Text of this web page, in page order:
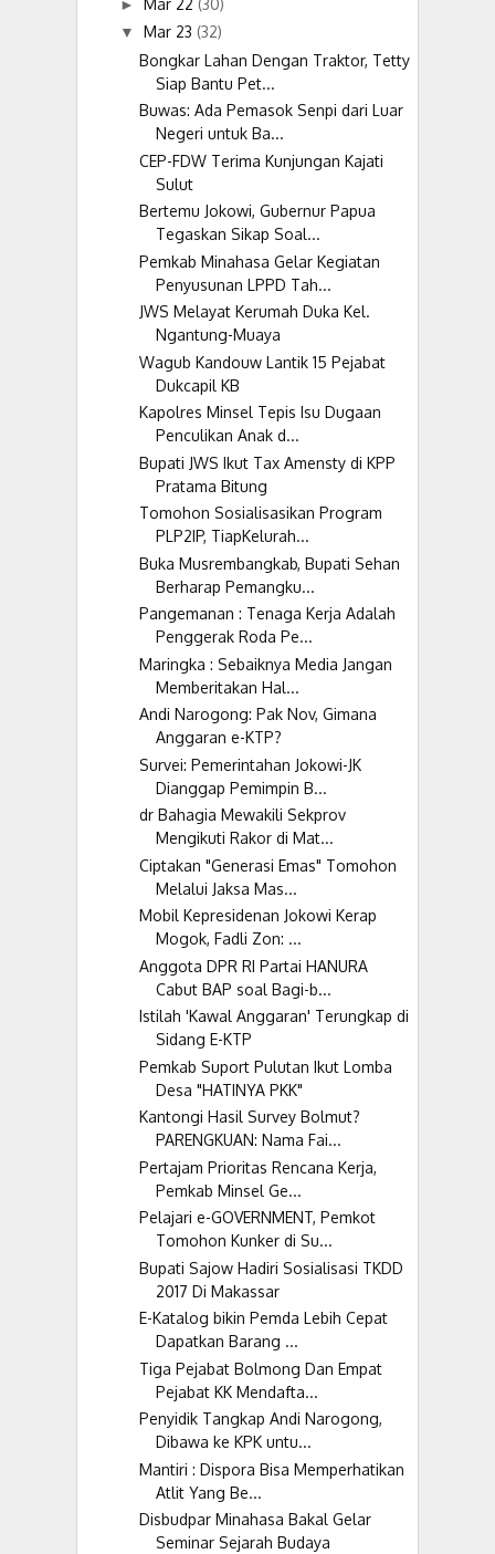
►
▼ Mar 23 (32)
Bongkar Lahan Dengan Traktor, Tetty
Siap Bantu Pet...
Buwas: Ada Pemasok Senpi dari Luar
Negeri untuk Ba...
CEP-FDW Terima Kunjungan Kajati
Sulut
Bertemu Jokowi, Gubernur Papua
Tegaskan Sikap Soal...
Pemkab Minahasa Gelar Kegiatan
Penyusunan LPPD Tah...
JWS Melayat Kerumah Duka Kel.
Ngantung-Muaya
Wagub Kandouw Lantik 15 Pejabat
Dukcapil KB
Kapolres Minsel Tepis Isu Dugaan
Penculikan Anak d...
Bupati JWS Ikut Tax Amensty di KPP
Pratama Bitung
Tomohon Sosialisasikan Program
PLP2IP, TiapKelurah...
Buka Musrembangkab, Bupati Sehan
Berharap Pemangku...
Pangemanan : Tenaga Kerja Adalah
Penggerak Roda Pe...
Maringka : Sebaiknya Media Jangan
Memberitakan Hal...
Andi Narogong: Pak Nov, Gimana
Anggaran e-KTP?
Survei: Pemerintahan Jokowi-JK
Dianggap Pemimpin B...
dr Bahagia Mewakili Sekprov
Mengikuti Rakor di Mat...
Ciptakan "Generasi Emas" Tomohon
Melalui Jaksa Mas...
Mobil Kepresidenan Jokowi Kerap
Mogok, Fadli Zon: ...
Anggota DPR RI Partai HANURA
Cabut BAP soal Bagi-b...
Istilah 'Kawal Anggaran' Terungkap di
Sidang E-KTP
Pemkab Suport Pulutan Ikut Lomba
Desa "HATINYA PKK"
Kantongi Hasil Survey Bolmut?
PARENGKUAN: Nama Fai...
Pertajam Prioritas Rencana Kerja,
Pemkab Minsel Ge...
Pelajari e-GOVERNMENT, Pemkot
Tomohon Kunker di Su...
Bupati Sajow Hadiri Sosialisasi TKDD
2017 Di Makassar
E-Katalog bikin Pemda Lebih Cepat
Dapatkan Barang ...
Tiga Pejabat Bolmong Dan Empat
Pejabat KK Mendafta...
Penyidik Tangkap Andi Narogong,
Dibawa ke KPK untu...
Mantiri : Dispora Bisa Memperhatikan
Atlit Yang Be...
Disbudpar Minahasa Bakal Gelar
Seminar Sejarah Budaya